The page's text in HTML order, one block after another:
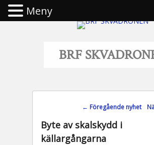
BRF
Inläggsnavigering
← Föregående nyhet
Byte av skalskydd i
källargångarna
Meny